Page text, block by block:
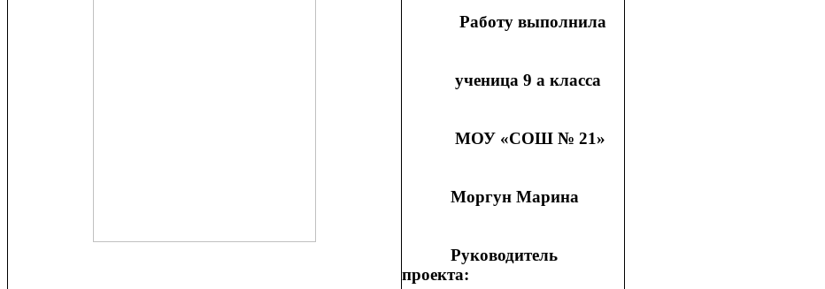
Работу выполнила
ученица 9 а класса
МОУ «СОШ № 21»
Моргун Марина
Руководитель
проекта: